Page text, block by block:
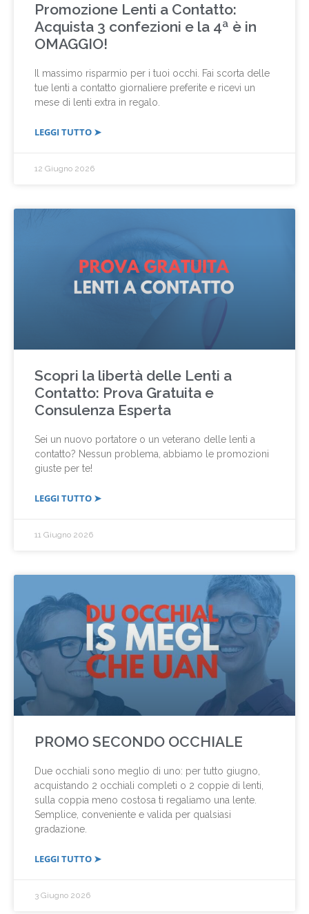
Promozione Lenti a Contatto:
Acquista 3 confezioni e la 4ª è in
OMAGGIO!
Il massimo risparmio per i tuoi occhi. Fai scorta delle
tue lenti a contatto giornaliere preferite e ricevi un
mese di lenti extra in regalo.
LEGGI TUTTO ➤
12 Giugno 2026
Scopri la libertà delle Lenti a
Contatto: Prova Gratuita e
Consulenza Esperta
Sei un nuovo portatore o un veterano delle lenti a
contatto? Nessun problema, abbiamo le promozioni
giuste per te!
LEGGI TUTTO ➤
11 Giugno 2026
PROMO SECONDO OCCHIALE
Due occhiali sono meglio di uno: per tutto giugno,
acquistando 2 occhiali completi o 2 coppie di lenti,
sulla coppia meno costosa ti regaliamo una lente.
Semplice, conveniente e valida per qualsiasi
gradazione.
LEGGI TUTTO ➤
3 Giugno 2026